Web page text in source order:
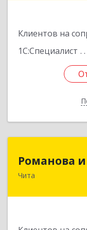
Клиентов на
1С:Специалист
Романова
Чита672000,